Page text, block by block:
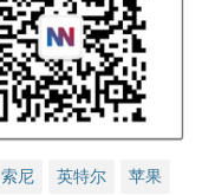
索尼 英特尔
苹果